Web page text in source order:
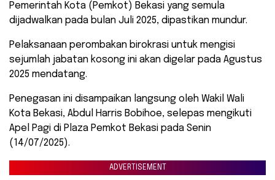
Pemerintah Kota (Pemkot) Bekasi yang semula
dijadwalkan pada bulan Juli 2025, dipastikan mundur.
Pelaksanaan perombakan birokrasi untuk mengisi
sejumlah jabatan kosong ini akan digelar pada Agustus
2025 mendatang.
Penegasan ini disampaikan langsung oleh Wakil Wali
Kota Bekasi, Abdul Harris Bobihoe, selepas mengikuti
Apel Pagi di Plaza Pemkot Bekasi pada Senin
(14/07/2025).
ADVERTISEMENT